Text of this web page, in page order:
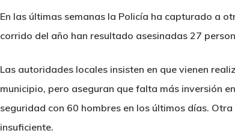
En las últimas semanas la Policía ha capturado a
corrido del año han resultado asesinadas 27
Las autoridades locales insisten en que vienen
municipio, pero aseguran que falta más inversión
seguridad con 60 hombres en los últimos días.
insuficiente.